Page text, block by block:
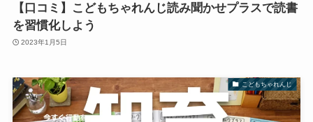
【口コミ】こどもちゃれんじ読み聞かせプラスで読書
を習慣化しよう
2023年1月5日
こどもちゃれんじ